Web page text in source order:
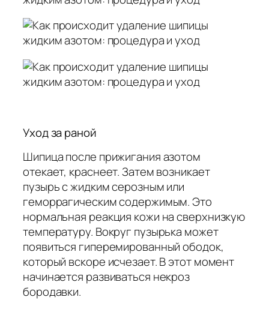
Уход за раной
Шипица после прижигания азотом
отекает, краснеет. Затем возникает
пузырь с жидким серозным или
геморрагическим содержимым. Это
нормальная реакция кожи на сверхнизкую
температуру. Вокруг пузырька может
появиться гиперемированный ободок,
который вскоре исчезает. В этот момент
начинается развиваться некроз
бородавки.